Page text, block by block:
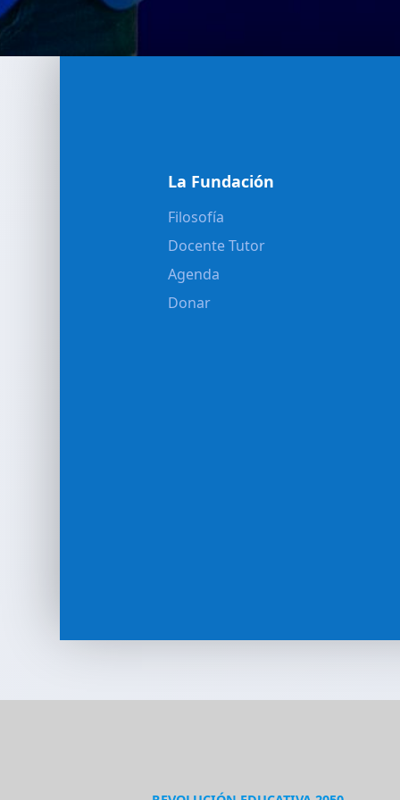
La Fundación
Filosofía
Docente Tutor
Agenda
Donar